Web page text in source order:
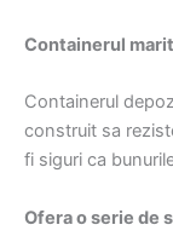
Containerul
Containerul
construit sa
fi siguri ca
Ofera o serie de